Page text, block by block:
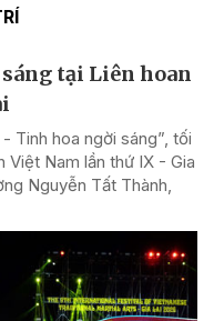
tại Liên hoan
Tinh hoa ngời sáng”, tối
Nam lần thứ IX - Gia
Nguyễn Tất Thành,